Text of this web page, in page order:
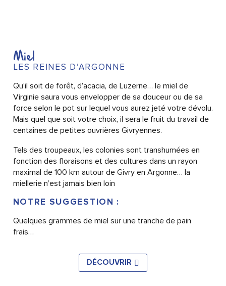
Miel
LES REINES D’ARGONNE
Qu’il soit de forêt, d’acacia, de Luzerne… le miel de
Virginie saura vous envelopper de sa douceur ou de sa
force selon le pot sur lequel vous aurez jeté votre dévolu.
Mais quel que soit votre choix, il sera le fruit du travail de
centaines de petites ouvrières Givryennes.
Tels des troupeaux, les colonies sont transhumées en
fonction des floraisons et des cultures dans un rayon
maximal de 100 km autour de Givry en Argonne… la
miellerie n’est jamais bien loin
NOTRE SUGGESTION :
Quelques grammes de miel sur une tranche de pain
frais…
DÉCOUVRIR